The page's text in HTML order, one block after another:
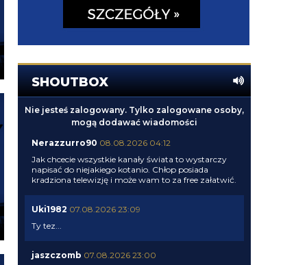
SHOUTBOX
Nie jesteś zalogowany. Tylko zalogowane osoby,
mogą dodawać wiadomości
Nerazzurro90 08.08.2026 04:12
Jak chcecie wszystkie kanały świata to wystarczy
napisać do niejakiego kotanio. Chłop posiada
kradziona telewizję i może wam to za free załatwić.
Uki1982 07.08.2026 23:09
Ty tez...
jaszczomb 07.08.2026 23:00